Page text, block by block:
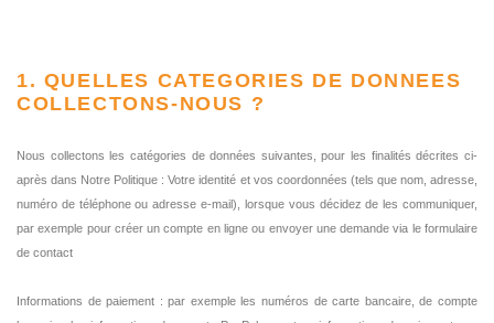
1. QUELLES CATEGORIES DE DONNEES
COLLECTONS-NOUS ?
Nous collectons les catégories de données suivantes, pour les finalités décrites ci-
après dans Notre Politique : Votre identité et vos coordonnées (tels que nom, adresse,
numéro de téléphone ou adresse e-mail), lorsque vous décidez de les communiquer,
par exemple pour créer un compte en ligne ou envoyer une demande via le formulaire
de contact
Informations de paiement : par exemple les numéros de carte bancaire, de compte